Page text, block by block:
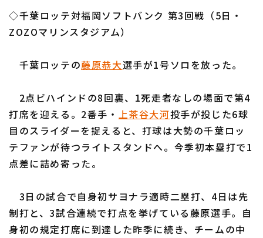
ファーム西地区
北海道日本ハムファイターズ
東北楽天ゴールデンイーグルス
埼玉西武ライオンズ
千葉ロッテマリーンズ
オリックス・バファローズ
福岡ソフトバンクホークス
◇千葉ロッテ対福岡ソフトバンク 第3回戦（5日・
ZOZOマリンスタジアム）
千葉ロッテの藤原恭大選手が1号ソロを放った。
2点ビハインドの8回裏、1死走者なしの場面で第4
打席を迎える。2番手・ 上茶谷大河投手が投じた6球
目のスライダーを捉えると、打球は大勢の千葉ロッ
テファンが待つライトスタンドへ。今季初本塁打で1
点差に詰め寄った。
3日の試合で自身初サヨナラ適時二塁打、4日は先
制打と、3試合連続で打点を挙げている藤原選手。自
身初の規定打席に到達した昨季に続き、チームの中